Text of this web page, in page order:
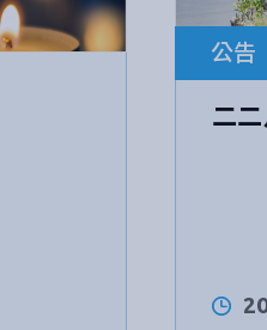
公告
二